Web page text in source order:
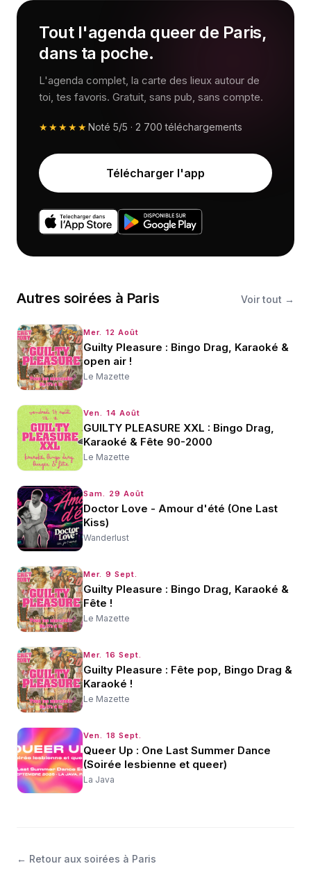
Tout l'agenda queer de Paris,
dans ta poche.
L'agenda complet, la carte des lieux autour de
toi, tes favoris. Gratuit, sans pub, sans compte.
★★★★★Noté 5/5 · 2 700 téléchargements
Télécharger l'app
Autres soirées à Paris Voir tout →
Mer. 12 Août
Guilty Pleasure : Bingo Drag, Karaoké &
open air !
Le Mazette
Ven. 14 Août
GUILTY PLEASURE XXL : Bingo Drag,
Karaoké & Fête 90-2000
Le Mazette
Sam. 29 Août
Doctor Love - Amour d'été (One Last
Kiss)
Wanderlust
Mer. 9 Sept.
Guilty Pleasure : Bingo Drag, Karaoké &
Fête !
Le Mazette
Mer. 16 Sept.
Guilty Pleasure : Fête pop, Bingo Drag &
Karaoké !
Le Mazette
Ven. 18 Sept.
Queer Up : One Last Summer Dance
(Soirée lesbienne et queer)
La Java
← Retour aux soirées à Paris